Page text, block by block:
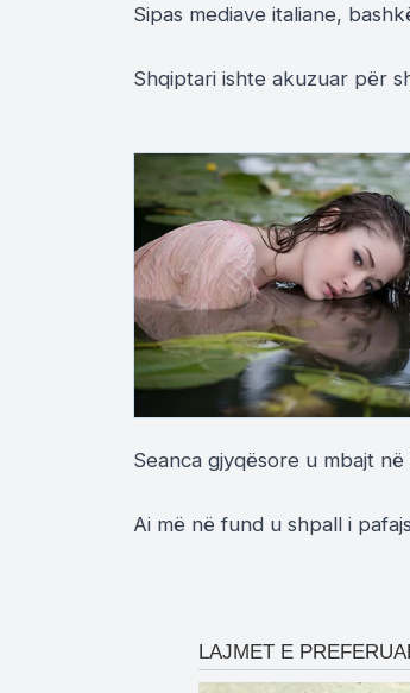
Sipas mediave italiane,
Shqiptari ishte akuzuar për
Seanca gjyqësore u mbajt
Ai më në fund u shpall i